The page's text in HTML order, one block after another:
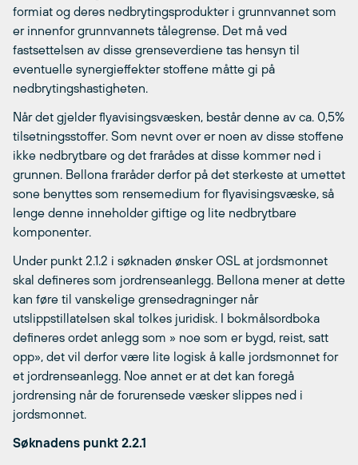
formiat og deres nedbrytingsprodukter i grunnvannet som
er innenfor grunnvannets tålegrense. Det må ved
fastsettelsen av disse grenseverdiene tas hensyn til
eventuelle synergieffekter stoffene måtte gi på
nedbrytingshastigheten.
Når det gjelder flyavisingsvæsken, består denne av ca. 0,5%
tilsetningsstoffer. Som nevnt over er noen av disse stoffene
ikke nedbrytbare og det frarådes at disse kommer ned i
grunnen. Bellona fraråder derfor på det sterkeste at umettet
sone benyttes som rensemedium for flyavisingsvæske, så
lenge denne inneholder giftige og lite nedbrytbare
komponenter.
Under punkt 2.1.2 i søknaden ønsker OSL at jordsmonnet
skal defineres som jordrenseanlegg. Bellona mener at dette
kan føre til vanskelige grensedragninger når
utslippstillatelsen skal tolkes juridisk. I bokmålsordboka
defineres ordet anlegg som » noe som er bygd, reist, satt
opp», det vil derfor være lite logisk å kalle jordsmonnet for
et jordrenseanlegg. Noe annet er at det kan foregå
jordrensing når de forurensede væsker slippes ned i
jordsmonnet.
Søknadens punkt 2.2.1